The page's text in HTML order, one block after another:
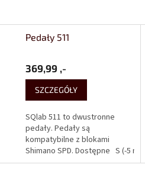
XL (+15 mm)
Pedały 511
369,99 ,-
SZCZEGÓŁY
SQlab 511 to dwustronne
pedały. Pedały są
kompatybilne z blokami
Shimano SPD. Dostępne
są 4 różne długości osi
S (-5 mm)